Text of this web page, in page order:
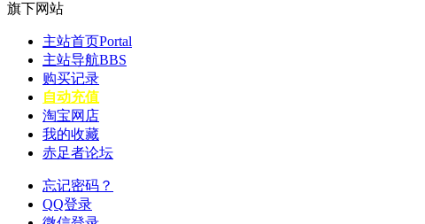
旗下网站
主站首页Portal
主站导航BBS
购买记录
自动充值
淘宝网店
我的收藏
赤足者论坛
忘记密码？
QQ登录